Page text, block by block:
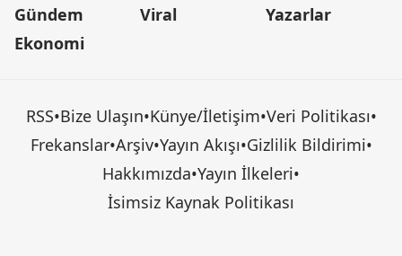
Gündem
Ekonomi
Viral
Yazarlar
RSS•Bize Ulaşın•Künye/İletişim•Veri Politikası•
Frekanslar•Arşiv•Yayın Akışı•Gizlilik Bildirimi•
Hakkımızda•Yayın İlkeleri•
İsimsiz Kaynak Politikası